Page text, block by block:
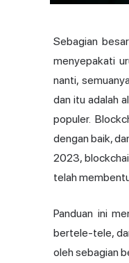
Sebagian
menyepakati
nanti,
dan itu adalah
populer.
dengan baik,
2023,
telah
Panduan ini
bertele-tele,
oleh sebagian